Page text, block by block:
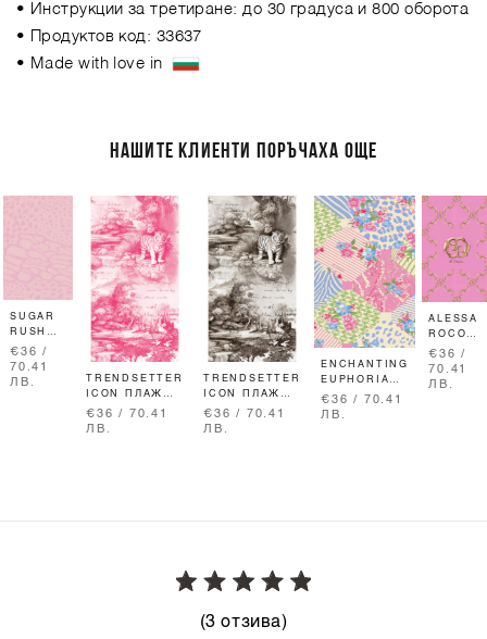
• Инструкции за третиране: до 30 градуса и 800 оборота
• Продуктов код: 33637
• Made with love in
НАШИТЕ КЛИЕНТИ ПОРЪЧАХА ОЩЕ
SUGAR
RUSH
ПЛАЖНА
ХАВЛИЯ
€36 /
70.41
ЛВ.
TRENDSETTER
ICON ПЛАЖНА
ХАВЛИЯ -
PINK
€36 / 70.41
ЛВ.
TRENDSETTER
ICON ПЛАЖНА
ХАВЛИЯ -
GREY
€36 / 70.41
ЛВ.
ENCHANTING
EUPHORIA
ПЛАЖНА
ХАВЛИЯ
€36 / 70.41
ЛВ.
ALESSA
ROCOCO
ПЛАЖНА
ХАВЛИЯ
-
€36 /
70.41
ЛВ.
(3 отзива)